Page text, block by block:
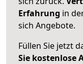
Erfahrung in
sich Angebote.
Füllen Sie jetzt
Sie kostenlose